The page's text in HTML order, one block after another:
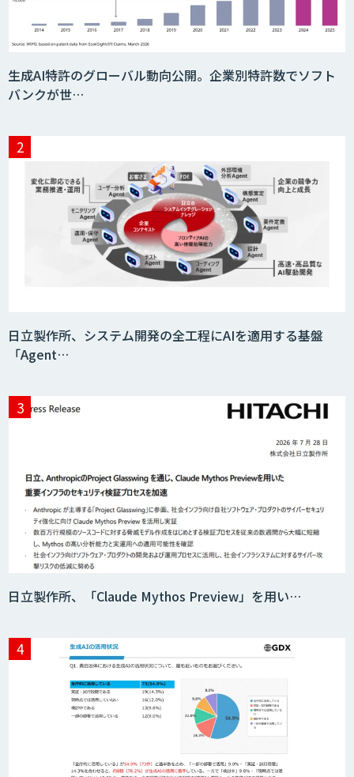
生成AI特許のグローバル動向公開。企業別特許数でソフト
バンクが世…
日立製作所、システム開発の全工程にAIを適用する基盤
「Agent…
日立製作所、「Claude Mythos Preview」を用い…